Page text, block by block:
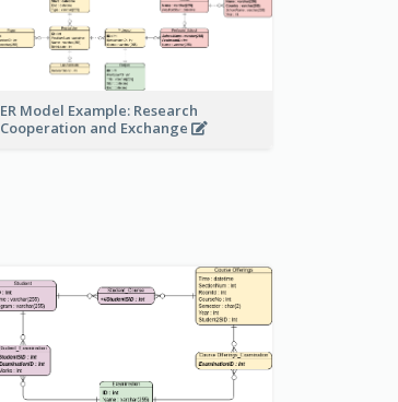
ER Model Example: Research
Cooperation and Exchange